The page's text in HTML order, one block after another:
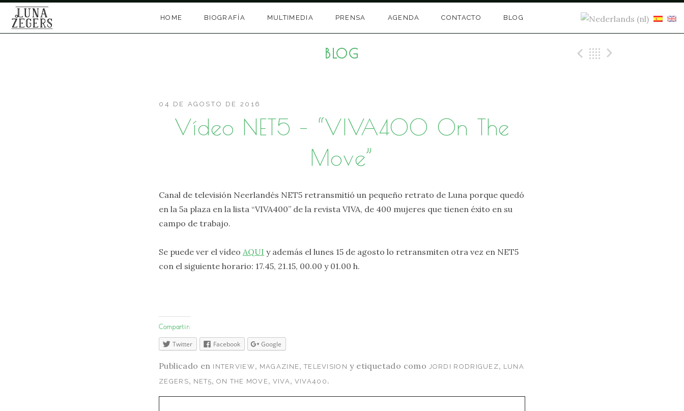
Skip
content
HOME BIOGRAFÍA MULTIMEDIA PRENSA AGENDA CONTACTO BLOG
BLOG Previous
Back
Vídeo NET5 – “VIVA400 On The
Move”
04 DE AGOSTO DE 2016
Canal de televisión Neerlandés NET5 retransmitió un pequeño retrato de Luna porque quedó
en la 5a plaza en la lista “VIVA400” de la revista VIVA, de 400 mujeres que tienen éxito en su
campo de trabajo.
Se puede ver el vídeo AQUI y además el lunes 15 de agosto lo retransmiten otra vez en NET5
con el siguiente horario: 17.45, 21.15, 00.00 y 01.00 h.
Compartir:
Twitter Facebook Google
Publicado en INTERVIEW, MAGAZINE,TELEVISION y etiquetado como JORDI RODRIGUEZ, LUNA
ZEGERS, NET5, ON THE MOVE, VIVA, VIVA400 .